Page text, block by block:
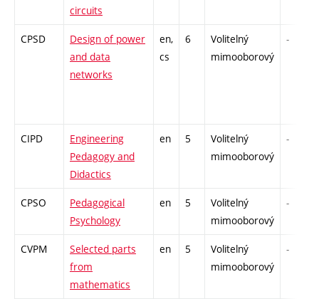
circuits
CPSD
Design of power
and data
networks
en,
cs
6
Volitelný
mimooborový
-
CIPD
Engineering
Pedagogy and
Didactics
en 5
Volitelný
mimooborový
-
CPSO
Pedagogical
Psychology
en 5
Volitelný
mimooborový
-
CVPM
Selected parts
from
mathematics
en 5
Volitelný
mimooborový
-